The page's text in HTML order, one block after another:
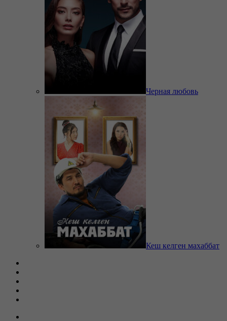
Черная любовь
Кеш келген махаббат